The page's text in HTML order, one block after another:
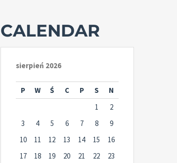
CALENDAR
sierpień 2026
P W Ś C P S
N
1
2
3
4 5 6 7 8
9
10
11 12 13 14 15
16
17
18 19 20 21 22
23